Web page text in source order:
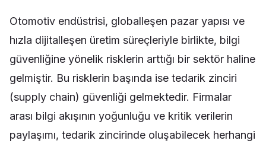
Otomotiv endüstrisi, globalleşen pazar yapısı ve
hızla dijitalleşen üretim süreçleriyle birlikte, bilgi
güvenliğine yönelik risklerin arttığı bir sektör haline
gelmiştir. Bu risklerin başında ise tedarik zinciri
(supply chain) güvenliği gelmektedir. Firmalar
arası bilgi akışının yoğunluğu ve kritik verilerin
paylaşımı, tedarik zincirinde oluşabilecek herhangi